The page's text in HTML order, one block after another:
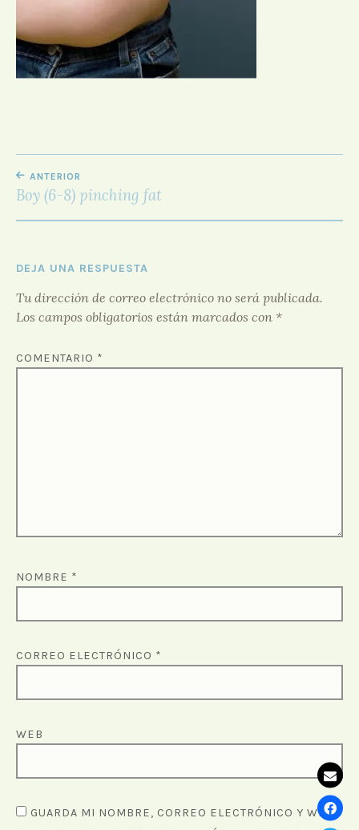
O
R
F
O
NAVEGACIÓN
DE
ENTRADAS
ANTERIOR
Boy (6-8) pinching fat
DEJA UNA RESPUESTA
Tu dirección de correo electrónico no será publicada.
Los campos obligatorios están marcados con *
COMENTARIO *
NOMBRE *
CORREO ELECTRÓNICO *
WEB
GUARDA MI NOMBRE, CORREO ELECTRÓNICO Y WEB